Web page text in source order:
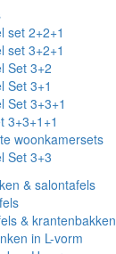
set 2+2+1
set 3+2+1
Set 3+2
Set 3+1
Set 3+3+1
3+3+1+1
woonkamersets
Set 3+3
& salontafels
& krantenbakken
in L-vorm